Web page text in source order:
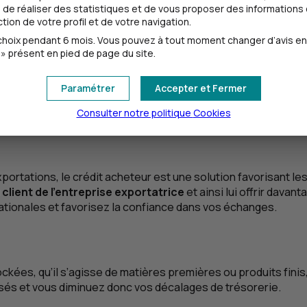
le recouvrement de ses créances
, voire la
en liquidités immédiates et permet ainsi de sécuriser le
de votre trésorerie puisqu’ilréduit le risque d'impayé
le crédit acheteur est une solution favorisant
de l’entreprise exportatriceet ainsi lui offrir
et favorisez la confiance dans vos échanges.
qu’il s’agisse de matières premières ou produits
et vous diminuez donc vos décalages de trésorerie.
réaliser des statistiques et de vous proposer des informations
de votre profil et de votre navigation.
pendant 6 mois. Vous pouvez à tout moment changer d’avis
présent en pied de page du site.
Accepter et Fermer
Paramétrer
Consulter notre politique Cookies